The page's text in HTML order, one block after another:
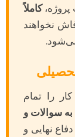
کاملاً
نخواهند
را تمام
سوالات و
نهایی و